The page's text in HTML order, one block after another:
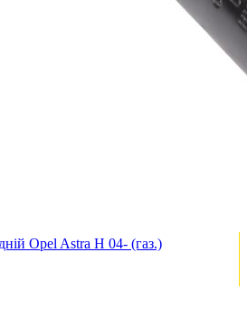
Opel Astra H 04- (газ.)